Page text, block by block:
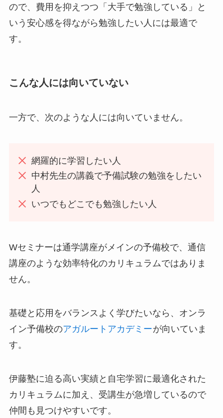
ので、費用を抑えつつ「大手で勉強している」と
いう安心感を得ながら勉強したい人には最適で
す。
こんな人には向いていない
一方で、次のような人には向いていません。
網羅的に学習したい人
中村先生の講義で予備試験の勉強をしたい
人
いつでもどこでも勉強したい人
Wセミナーは通学講座がメインの予備校で、通信
講座のような効率特化のカリキュラムではありま
せん。
基礎と応用をバランスよく学びたいなら、オンラ
イン予備校のアガルートアカデミーが向いていま
す。
伊藤塾に迫る高い実績と自宅学習に最適化された
カリキュラムに加え、受講生が急増しているので
仲間も見つけやすいです。